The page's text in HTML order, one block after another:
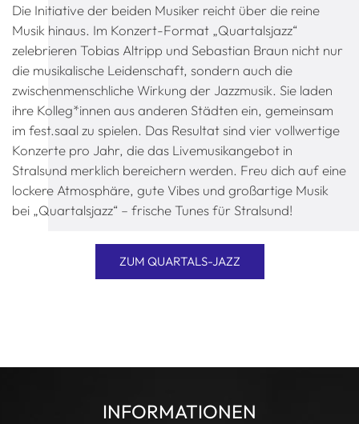
Die Initiative der beiden Musiker reicht über die reine
Musik hinaus. Im Konzert-Format „Quartalsjazz“
zelebrieren Tobias Altripp und Sebastian Braun nicht nur
die musikalische Leidenschaft, sondern auch die
zwischenmenschliche Wirkung der Jazzmusik. Sie laden
ihre Kolleg*innen aus anderen Städten ein, gemeinsam
im fest.saal zu spielen. Das Resultat sind vier vollwertige
Konzerte pro Jahr, die das Livemusikangebot in
Stralsund merklich bereichern werden. Freu dich auf eine
lockere Atmosphäre, gute Vibes und großartige Musik
bei „Quartalsjazz“ – frische Tunes für Stralsund!
ZUM QUARTALS-JAZZ
INFORMATIONEN